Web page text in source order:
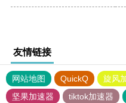
友情链接
网站地图 QuickQ 旋风
坚果加速器
tiktok加速器